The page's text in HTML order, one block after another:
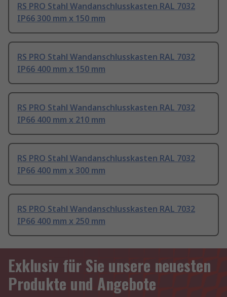
RS PRO Stahl Wandanschlusskasten RAL 7032
IP66 300 mm x 150 mm
RS PRO Stahl Wandanschlusskasten RAL 7032
IP66 400 mm x 150 mm
RS PRO Stahl Wandanschlusskasten RAL 7032
IP66 400 mm x 210 mm
RS PRO Stahl Wandanschlusskasten RAL 7032
IP66 400 mm x 300 mm
RS PRO Stahl Wandanschlusskasten RAL 7032
IP66 400 mm x 250 mm
Exklusiv für Sie unsere neuesten
Produkte und Angebote